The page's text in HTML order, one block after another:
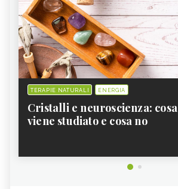
LIBRI DI CHIROPRATICA
TERAPIE NATURALI ENERGIA
Cristalli e neuroscienza: cosa
viene studiato e cosa no